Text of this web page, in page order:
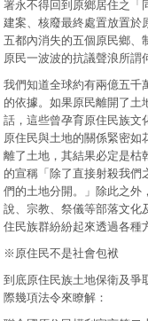
署永不得回到原鄉居住之「
建案、核廢最終處置放置於
五都內消失的五個原民鄉、
原民一波波的抗議聲浪所謂
我們知道全球約有兩億五千
的依據。如果原民離開了土
話，這些曾孕育原住民族文
原住民與土地的關係緊密如
離了土地，其結果必定是枯
的宣稱「除了直接射殺我們
們的土地分開。」除此之外
說、宗教、祭儀等部落文化
住民族群紛紛起來透過各種
※原住民不是社會包袱
到底原住民族土地保衛及爭
際幾項法令來瞭解：